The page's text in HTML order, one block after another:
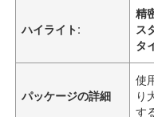
ハイライト:
精
ス
タ
パッケージの詳細
使
り
す